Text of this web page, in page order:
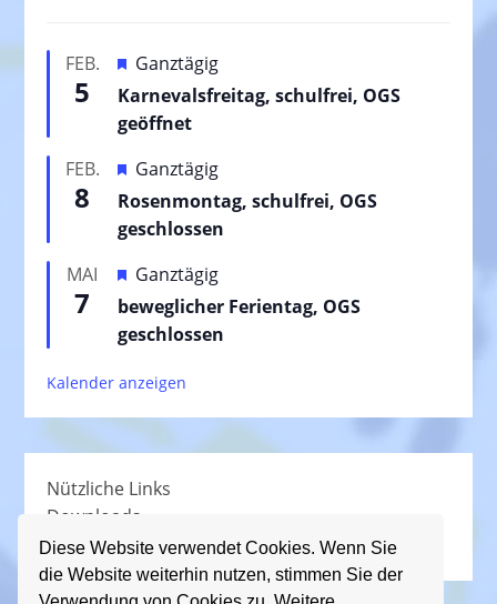
Diese Website verwendet Cookies. Wenn Sie
die Website weiterhin nutzen, stimmen Sie der
FEB.
5
H
e
r
o
r
g
h
o
b
n
Ganztägig
Karnevalsfreitag, schulfrei, OGS
geöffnet
FEB.
8
H
e
r
o
r
g
h
o
n
Ganztägig
Rosenmontag, schulfrei, OGS
geschlossen
MAI
7
H
e
r
o
r
h
o
b
e
Ganztägig
beweglicher Ferientag, OGS
geschlossen
Kalender anzeigen
Nützliche Links
Downloads
Schullied